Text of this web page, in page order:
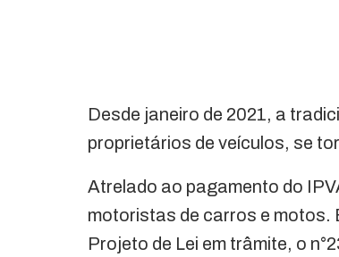
Desde janeiro de 2021, a
proprietários de veículos, se
Atrelado ao pagamento do
motoristas de carros e motos.
Projeto de Lei em trâmite, o